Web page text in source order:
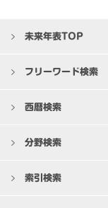
未来年表TOP
フリーワード検索
西暦検索
分野検索
索引検索